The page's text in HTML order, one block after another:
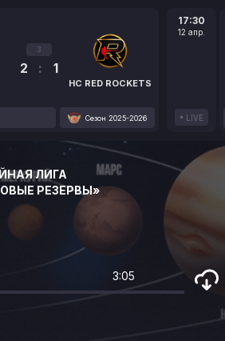
3
2 : 1
HC RED ROCKETS
Сезон 2025-2026
17:30
12 апр.
LIVE
ЛИГА
РЕЗЕРВЫ»
3:05